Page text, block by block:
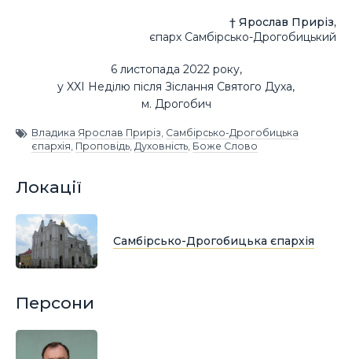
† Ярослав Приріз,
єпарх Самбірсько-Дрогобицький
6 листопада 2022 року,
у XXI Неділю після Зіслання Святого Духа,
м. Дрогобич
Владика Ярослав Приріз Самбірсько-Дрогобицька
єпархія Проповідь Духовність Боже Слово
Локації
Самбірсько-Дрогобицька єпархія
Персони